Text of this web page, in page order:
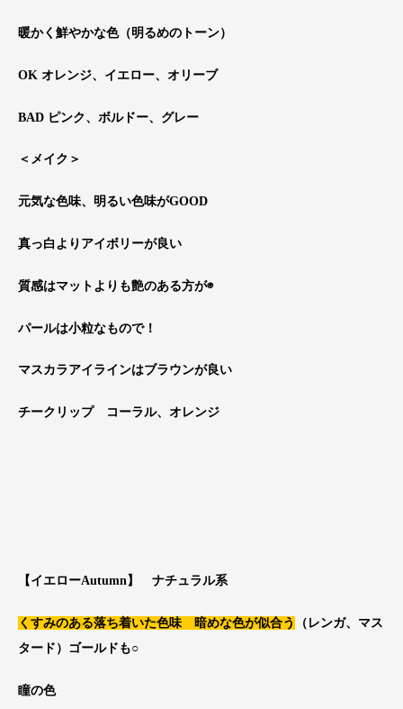
暖かく鮮やかな色（明るめのトーン）
OK オレンジ、イエロー、オリーブ
BAD ピンク、ボルドー、グレー
＜メイク＞
元気な色味、明るい色味がGOOD
真っ白よりアイボリーが良い
質感はマットよりも艶のある方が◉
パールは小粒なもので！
マスカラアイラインはブラウンが良い
チークリップ コーラル、オレンジ
【 イエローAutumn】 ナチュラル系
くすみのある落ち着いた色味 暗めな色が似合う
（レンガ、マス
タード）ゴールドも○
瞳の色